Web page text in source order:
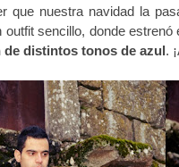
que nuestra navidad la
outfit sencillo, donde estrenó
de distintos tonos de azul.